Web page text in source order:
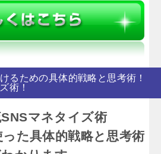
るための具体的戦略と思考術！
術！
マネタイズ術
た具体的戦略と思考術